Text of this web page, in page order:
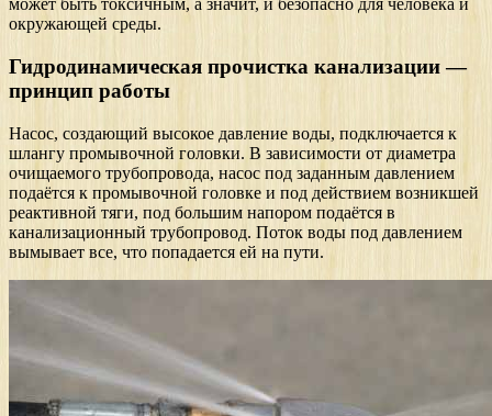
может быть токсичным, а значит, и безопасно для человека и
окружающей среды.
Гидродинамическая прочистка канализации —
принцип работы
Насос, создающий высокое давление воды, подключается к
шлангу промывочной головки. В зависимости от диаметра
очищаемого трубопровода, насос под заданным давлением
подаётся к промывочной головке и под действием возникшей
реактивной тяги, под большим напором подаётся в
канализационный трубопровод. Поток воды под давлением
вымывает все, что попадается ей на пути.